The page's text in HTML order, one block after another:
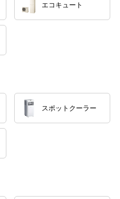
エコキュート
スポットクーラー